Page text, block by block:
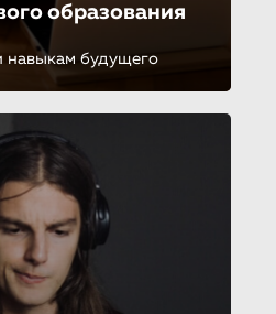
образования
навыкам будущего